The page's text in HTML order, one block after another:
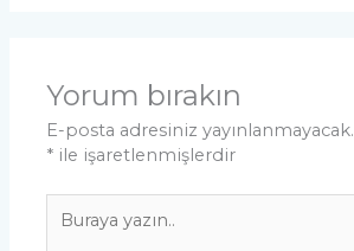
Yorum bırakın
E-posta adresiniz yayınlanmayacak.
* ile işaretlenmişlerdir
yazın..